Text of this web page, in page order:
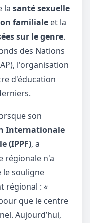
la santé sexuelle
familiale et la
sur le genre.
des Nations
l'organisation
d'éducation
son
Internationale
(IPPF), a
régionale n'a
le souligne
régional : «
que le centre
Aujourd’hui,